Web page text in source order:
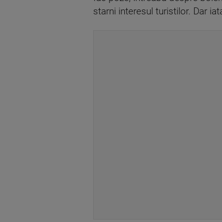
starni interesul turistilor. Dar